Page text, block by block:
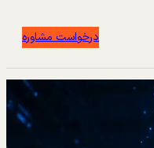
درخواست مشاوره